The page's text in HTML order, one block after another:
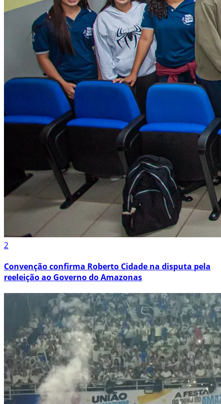
2
Convenção confirma Roberto Cidade na disputa pela
reeleição ao Governo do Amazonas